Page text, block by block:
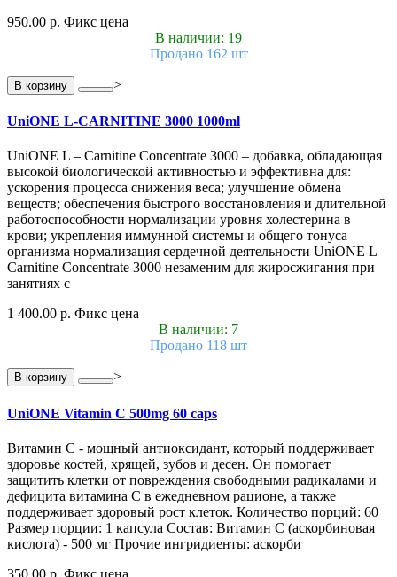
950.00 р. Фикс цена
В наличии: 19
Продано 162 шт
В корзину >
UniONE L-CARNITINE 3000 1000ml
UniONE L – Carnitine Concentrate 3000 – добавка, обладающая
высокой биологической активностью и эффективна для:
ускорения процесса снижения веса; улучшение обмена
веществ; обеспечения быстрого восстановления и длительной
работоспособности нормализации уровня холестерина в
крови; укрепления иммунной системы и общего тонуса
организма нормализация сердечной деятельности UniONE L –
Carnitine Concentrate 3000 незаменим для жиросжигания при
занятиях с
1 400.00 р. Фикс цена
В наличии: 7
Продано 118 шт
В корзину >
UniONE Vitamin С 500mg 60 caps
Витамин С - мощный антиоксидант, который поддерживает
здоровье костей, хрящей, зубов и десен. Он помогает
защитить клетки от повреждения свободными радикалами и
дефицита витамина С в ежедневном рационе, а также
поддерживает здоровый рост клеток. Количество порций: 60
Размер порции: 1 капсула Состав: Витамин С (аскорбиновая
кислота) - 500 мг Прочие ингридиенты: аскорби
350.00 р. Фикс цена